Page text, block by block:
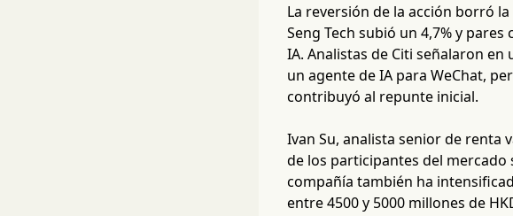
La reversión de la acción borró
Seng Tech subió un 4,7% y
IA. Analistas de Citi señalaron
un agente de IA para WeChat,
contribuyó al repunte inicial.
Ivan Su, analista senior de renta
de los participantes del mercado
compañía también ha
entre 4500 y 5000 millones de